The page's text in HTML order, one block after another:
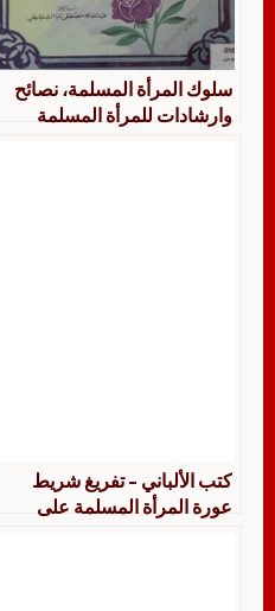
سلوك المرأة المسلمة، نصائح
وارشادات للمرأة المسلمة
كتب الألباني – تفريغ شريط
عورة المرأة المسلمة على